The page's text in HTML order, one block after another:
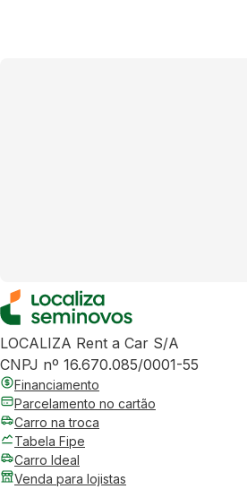
LOCALIZA Rent a Car S/A
CNPJ nº 16.670.085/0001-55
Financiamento
Parcelamento no cartão
Carro na troca
Tabela Fipe
Carro Ideal
Venda para lojistas